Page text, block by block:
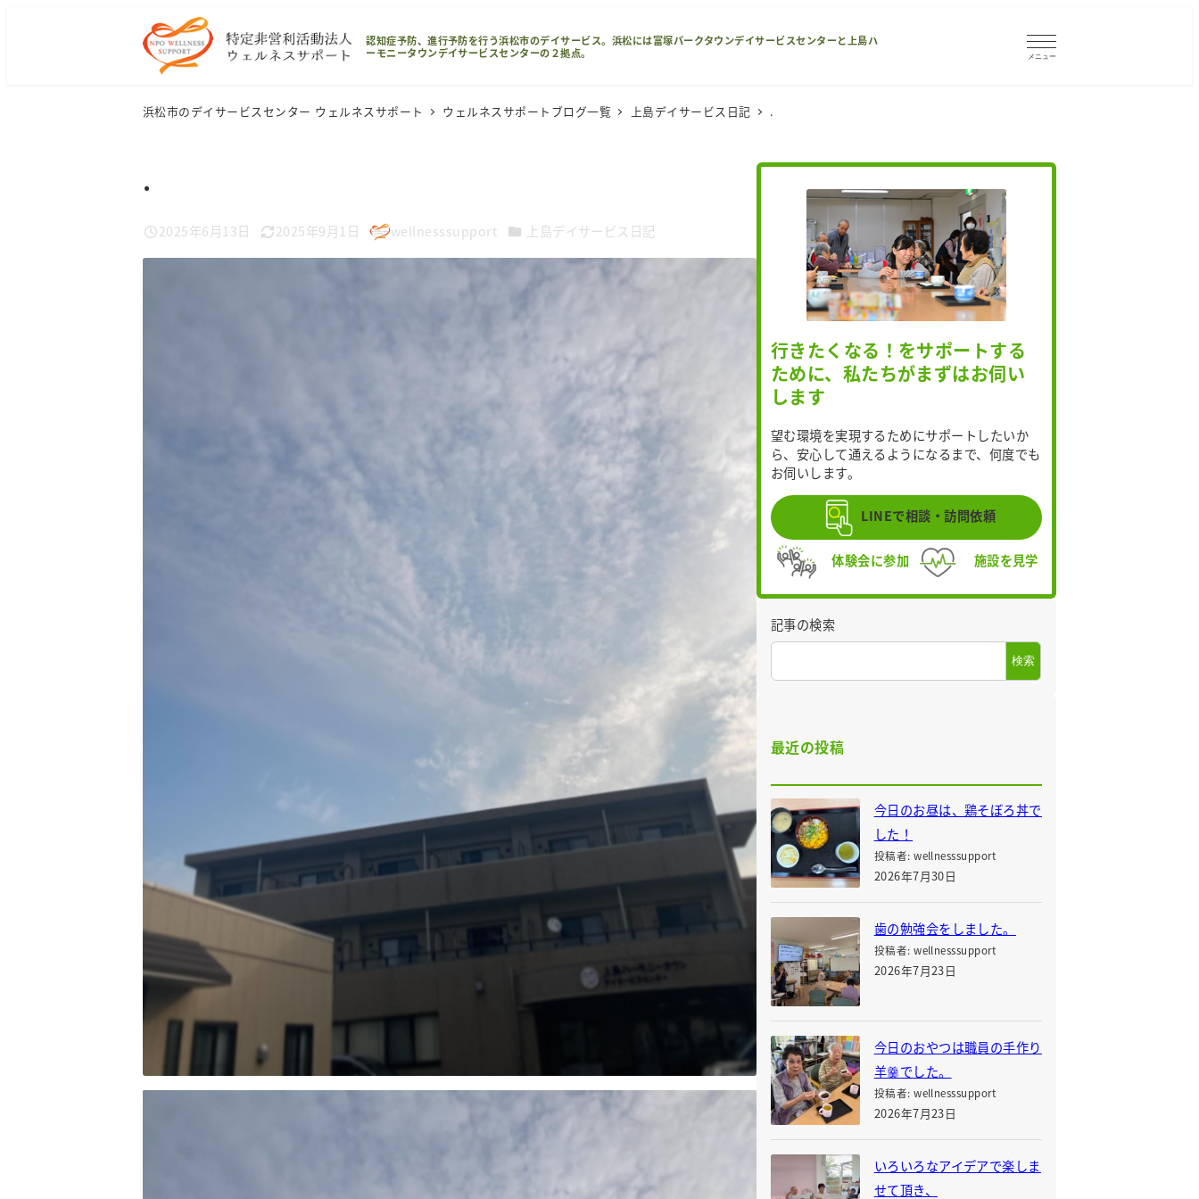
認知症予防、進行予防を行う浜松市のデイサービス。浜松には富塚パークタウンデイサービスセンターと上島ハ
ーモニータウンデイサービスセンターの２拠点。
メニュー
浜松市のデイサービスセンター ウェルネスサポート ウェルネスサポートブログ一覧 上島デイサービス日記 .
.
投稿日
2025年6月13日
更新日
2025年9月1日
著
wellnesssupport カテゴリー
上島デイサービス日記
行きたくなる！をサポートする
ために、私たちがまずはお伺い
します
望む環境を実現するためにサポートしたいか
ら、安心して通えるようになるまで、何度でも
お伺いします。
LINEで相談・訪問依頼
体験会に参加 施設を見学
記事の検索
検索
最近の投稿
今日のお昼は、鶏そぼろ丼で
した！
投稿者: wellnesssupport
2026年7月30日
歯の勉強会をしました。
投稿者: wellnesssupport
2026年7月23日
今日のおやつは職員の手作り
羊羹でした。
投稿者: wellnesssupport
2026年7月23日
いろいろなアイデアで楽しま
せて頂き、